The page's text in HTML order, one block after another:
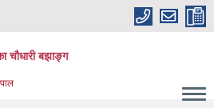
चौधारी बझाङ्ग